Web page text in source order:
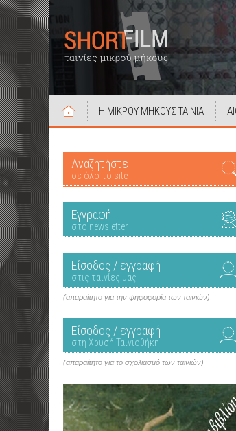
Η ΜΙΚΡΟΥ ΜΗΚΟΥΣ ΤΑΙΝΙΑ
Αναζητήστε
σε όλο το site
Εγγραφή
στο newsletter
Είσοδος / εγγραφή
στις ταινίες μας
(απαραίτητο για την ψηφοφορία των ταινιών)
Είσοδος / εγγραφή
στη Χρυσή Ταινιοθήκη
(απαραίτητο για το σχολιασμό των ταινιών)